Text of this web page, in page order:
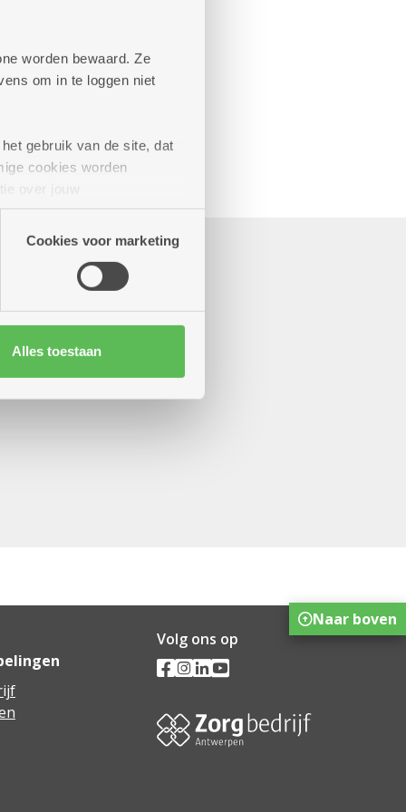
worden bewaard. Ze
om in te loggen niet
gebruik van de site, dat
cookies worden
kunnen deze gegevens
Cookies voor marketing
Alles toestaan
Volg ons op
Naar boven